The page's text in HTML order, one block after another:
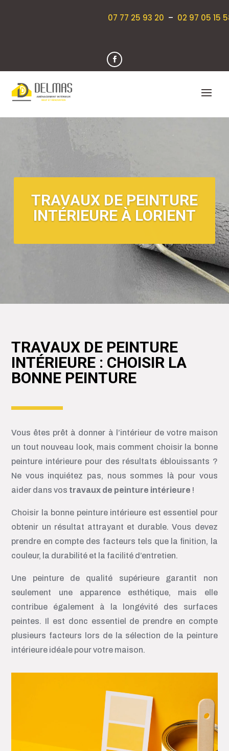
07 77 25 93 20 – 02 97 05 15
TRAVAUX DE PEINTURE
INTÉRIEURE À LORIENT
TRAVAUX DE PEINTURE
INTÉRIEURE : CHOISIR LA
BONNE PEINTURE
Vous êtes prêt à donner à l’intérieur de votre maison
un tout nouveau look, mais comment choisir la bonne
peinture intérieure pour des résultats éblouissants ?
Ne vous inquiétez pas, nous sommes là pour vous
aider dans vos travaux de peinture intérieure !
Choisir la bonne peinture intérieure est essentiel pour
obtenir un résultat attrayant et durable. Vous devez
prendre en compte des facteurs tels que la finition, la
couleur, la durabilité et la facilité d’entretien.
Une peinture de qualité supérieure garantit non
seulement une apparence esthétique, mais elle
contribue également à la longévité des surfaces
peintes. Il est donc essentiel de prendre en compte
plusieurs facteurs lors de la sélection de la peinture
intérieure idéale pour votre maison.